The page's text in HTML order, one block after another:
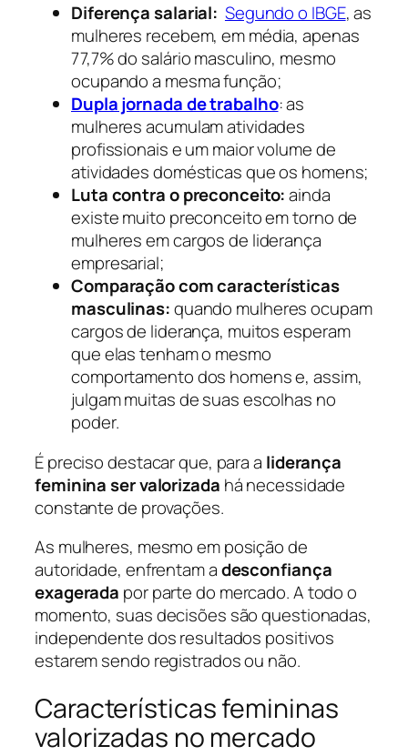
Diferença salarial: Segundo o IBGE, as
mulheres recebem, em média, apenas
77,7% do salário masculino, mesmo
ocupando a mesma função;
Dupla jornada de trabalho: as
mulheres acumulam atividades
profissionais e um maior volume de
atividades domésticas que os homens;
Luta contra o preconceito:ainda
existe muito preconceito em torno de
mulheres em cargos de liderança
empresarial;
Comparação com características
masculinas:quando mulheres ocupam
cargos de liderança, muitos esperam
que elas tenham o mesmo
comportamento dos homens e, assim,
julgam muitas de suas escolhas no
poder.
É preciso destacar que, para a liderança
feminina ser valorizada há necessidade
constante de provações.
As mulheres, mesmo em posição de
autoridade, enfrentam adesconfiança
exagerada por parte do mercado. A todo o
momento, suas decisões são questionadas,
independente dos resultados positivos
estarem sendo registrados ou não.
Características femininas
valorizadas no mercado